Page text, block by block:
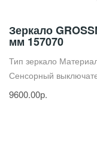
Зеркало
мм 157070
Тип зеркало
Сенсорный
9600.00р.